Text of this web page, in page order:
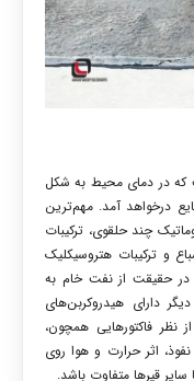
که در دمای محیط به شکل
درخواهد آمد. مهم‌ترین
چند حلقوی، ترکیبات
و ترکیبات هتروسیکلیک
در حقیقت از نفت خام به
دارای هیدروکربن‌های
نظر فاکتورهایی همچون،
اثر حرارت و هوا روی
قیرها متفاوت باشد.